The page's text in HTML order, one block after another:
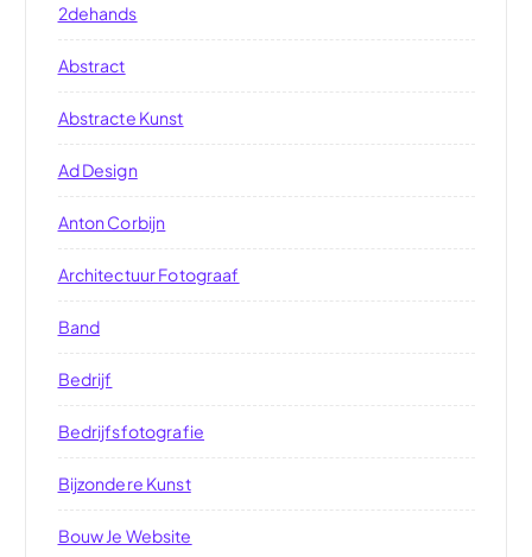
2dehands
Abstract
Abstracte Kunst
Ad Design
Anton Corbijn
Architectuur Fotograaf
Band
Bedrijf
Bedrijfsfotografie
Bijzondere Kunst
Bouw Je Website